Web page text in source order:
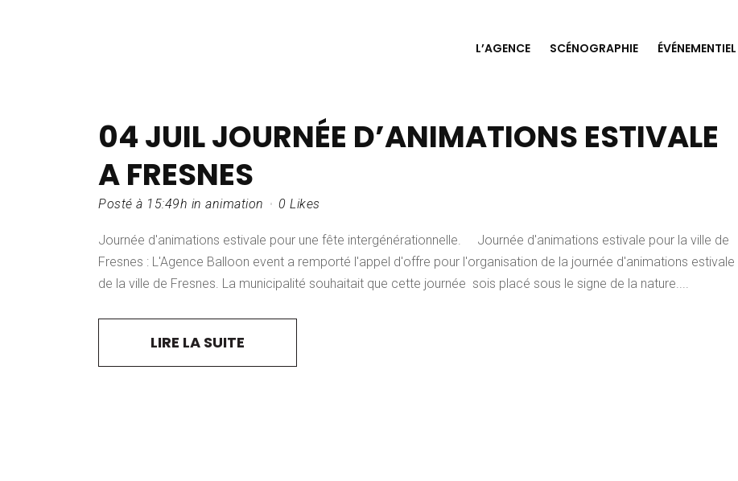
L’AGENCE SCÉNOGRAPHIE ÉVÉNEMENTIEL
04 JUILJOURNÉE D’ANIMATIONS ESTIVALE
A FRESNES
Posté à 15:49h in animation 0 Likes
Journée d'animations estivale pour une fête intergénérationnelle. Journée d'animations estivale pour la ville de
Fresnes : L'Agence Balloon event a remporté l'appel d'offre pour l'organisation de la journée d'animations estivale
de la ville de Fresnes. La municipalité souhaitait que cette journée sois placé sous le signe de la nature....
LIRE LA SUITE